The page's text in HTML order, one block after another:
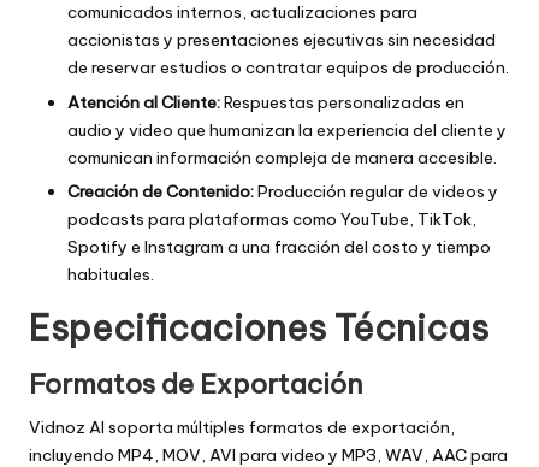
comunicados internos, actualizaciones para
accionistas y presentaciones ejecutivas sin necesidad
de reservar estudios o contratar equipos de producción.
Atención al Cliente:Respuestas personalizadas en
audio y video que humanizan la experiencia del cliente y
comunican información compleja de manera accesible.
Creación de Contenido:Producción regular de videos y
podcasts para plataformas como YouTube, TikTok,
Spotify e Instagram a una fracción del costo y tiempo
habituales.
Especificaciones Técnicas
Formatos de Exportación
Vidnoz AI soporta múltiples formatos de exportación,
incluyendo MP4, MOV, AVI para video y MP3, WAV, AAC para